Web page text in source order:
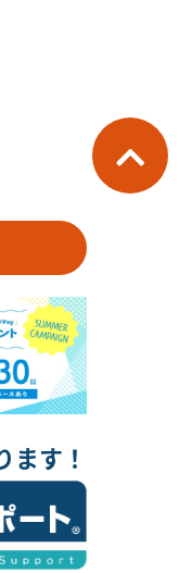
ます！